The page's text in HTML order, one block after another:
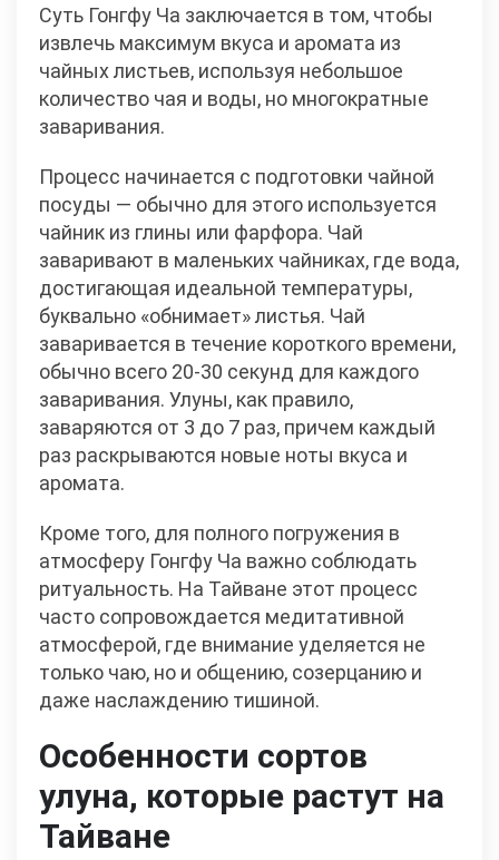
Суть Гонгфу Ча заключается в том, чтобы
извлечь максимум вкуса и аромата из
чайных листьев, используя небольшое
количество чая и воды, но многократные
заваривания.
Процесс начинается с подготовки чайной
посуды — обычно для этого используется
чайник из глины или фарфора. Чай
заваривают в маленьких чайниках, где вода,
достигающая идеальной температуры,
буквально «обнимает» листья. Чай
заваривается в течение короткого времени,
обычно всего 20-30 секунд для каждого
заваривания. Улуны, как правило,
заваряются от 3 до 7 раз, причем каждый
раз раскрываются новые ноты вкуса и
аромата.
Кроме того, для полного погружения в
атмосферу Гонгфу Ча важно соблюдать
ритуальность. На Тайване этот процесс
часто сопровождается медитативной
атмосферой, где внимание уделяется не
только чаю, но и общению, созерцанию и
даже наслаждению тишиной.
Особенности сортов
улуна, которые растут на
Тайване